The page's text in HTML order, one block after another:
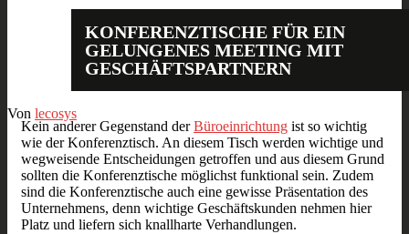
KONFERENZTISCHE FÜR EIN
GELUNGENES MEETING MIT
GESCHÄFTSPARTNERN
Von lecosys
Kein anderer Gegenstand derBüroeinrichtung ist so wichtig
wie der Konferenztisch. An diesem Tisch werden wichtige und
wegweisende Entscheidungen getroffen und aus diesem Grund
sollten die Konferenztische möglichst funktional sein. Zudem
sind die Konferenztische auch eine gewisse Präsentation des
Unternehmens, denn wichtige Geschäftskunden nehmen hier
Platz und liefern sich knallharte Verhandlungen.